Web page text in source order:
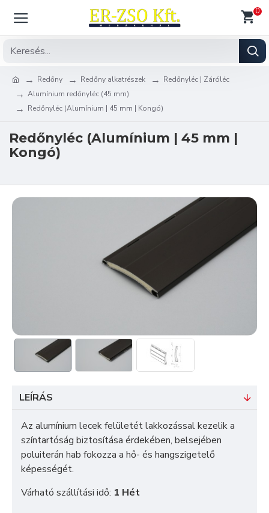
0
Redőny Redőny alkatrészek
Redőnyléc | Záróléc
Alumínium redőnyléc (45 mm)
Redőnyléc (Alumínium | 45 mm | Kongó)
Redőnyléc (Alumínium | 45 mm |
Kongó)
LEÍRÁS
Az alumínium lecek felületét lakkozással kezelik a
színtartóság biztosítása érdekében, belsejében
poluiterán hab fokozza a hő- és hangszigetelő
képességét.
Várható szállítási idő: 1 Hét